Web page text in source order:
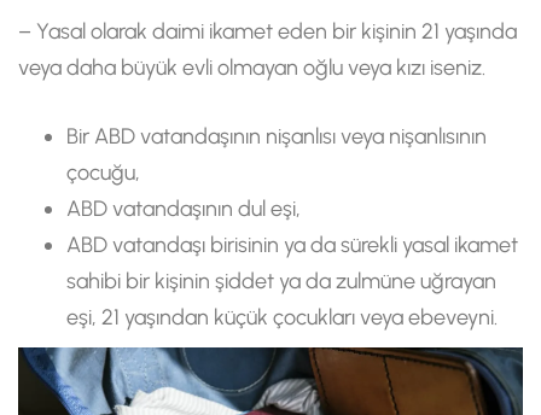
– Yasal olarak daimi ikamet eden bir kişinin 21 yaşında
veya daha büyük evli olmayan oğlu veya kızı iseniz.
Bir ABD vatandaşının nişanlısı veya nişanlısının
çocuğu,
ABD vatandaşının dul eşi,
ABD vatandaşı birisinin ya da sürekli yasal ikamet
sahibi bir kişinin şiddet ya da zulmüne uğrayan
eşi, 21 yaşından küçük çocukları veya ebeveyni.